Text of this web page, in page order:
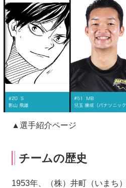
▲選手紹介ページ
チームの歴史
1953年、（株）井町（いまち